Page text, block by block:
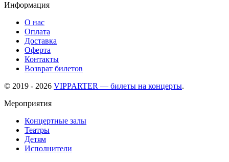
Информация
О нас
Оплата
Доставка
Оферта
Контакты
Возврат билетов
© 2019 - 2026 VIPPARTER — билеты на концерты.
Мероприятия
Концертные залы
Театры
Детям
Исполнители